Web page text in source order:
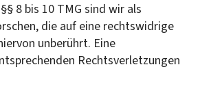
8 bis 10 TMG sind wir als
die auf eine rechtswidrige
unberührt. Eine
Rechtsverletzungen